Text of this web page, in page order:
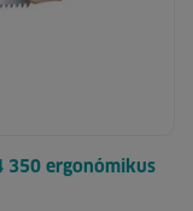
350 ergonómikus